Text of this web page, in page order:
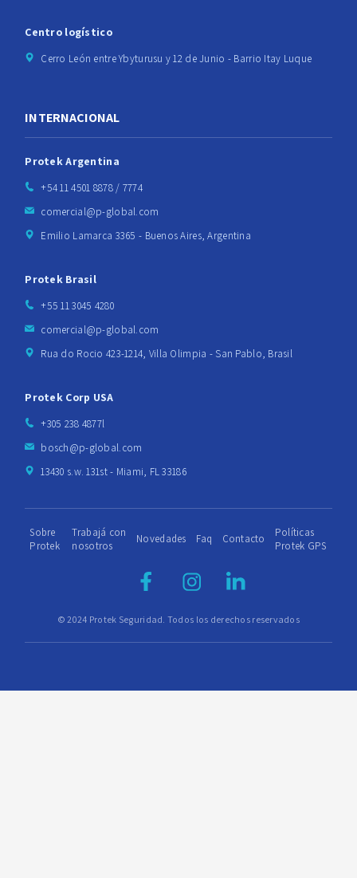
Centro logístico
Cerro León entre Ybyturusu y 12 de Junio - Barrio Itay Luque
INTERNACIONAL
Protek Argentina
+54 11 4501 8878 / 7774
comercial@p-global.com
Emilio Lamarca 3365 - Buenos Aires, Argentina
Protek Brasil
+55 11 3045 4280
comercial@p-global.com
Rua do Rocio 423-1214, Villa Olimpia - San Pablo, Brasil
Protek Corp USA
+305 238 4877l
bosch@p-global.com
13430 s.w. 131st - Miami, FL 33186
© 2024 Protek Seguridad. Todos los derechos reservados
Sobre
Protek
Trabajá con
nosotros
Novedades Faq Contacto
Políticas
Protek GPS